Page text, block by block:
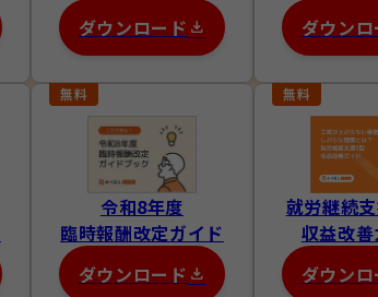
ダウンロード
ダウン
令和8年度
臨時報酬改定ガイド
ダウンロード
就労継続
収益改
ダウン